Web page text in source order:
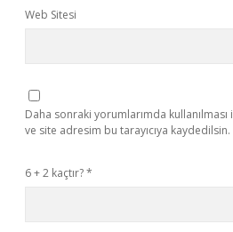
Web Sitesi
Daha sonraki yorumlarımda
ve site adresim bu tarayıcıya kaydedilsin.
6 + 2 kaçtır?*